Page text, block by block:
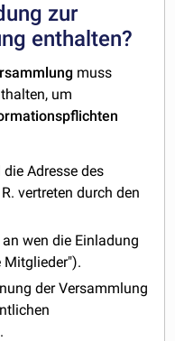
zur
enthalten?
muss
um
Adresse des
vertreten durch den
wen die Einladung
Mitglieder").
der Versammlung